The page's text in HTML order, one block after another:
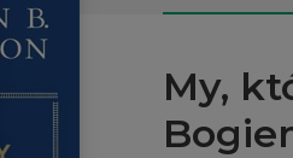
My,